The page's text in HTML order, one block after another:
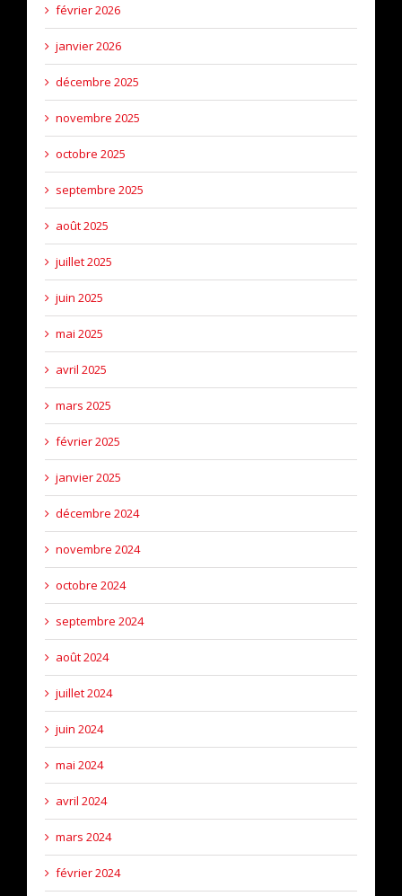
février 2026
janvier 2026
décembre 2025
novembre 2025
octobre 2025
septembre 2025
août 2025
juillet 2025
juin 2025
mai 2025
avril 2025
mars 2025
février 2025
janvier 2025
décembre 2024
novembre 2024
octobre 2024
septembre 2024
août 2024
juillet 2024
juin 2024
mai 2024
avril 2024
mars 2024
février 2024